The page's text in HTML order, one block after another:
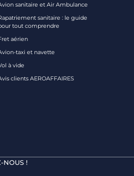
sanitaire et Air Ambulance
sanitaire : le guide
tout comprendre
aérien
taxi et navette
à vide
clients AEROAFFAIRES
NOUS !